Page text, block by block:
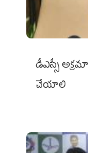
డీఎస్సీ
చేయాలి